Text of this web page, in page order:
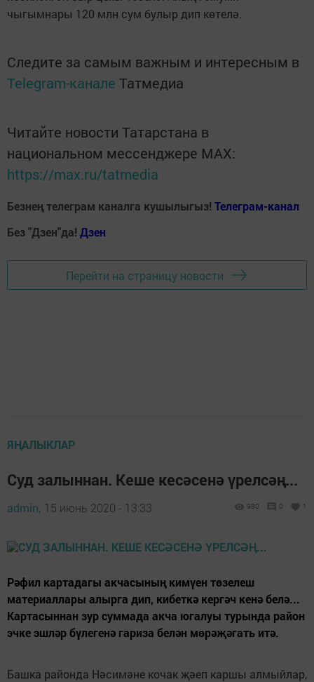
чыгымнары 120 млн сум булыр дип көтелә.
Следите за самым важным и интересным в
Telegram-канале Татмедиа
Читайте новости Татарстана в
национальном мессенджере MАХ:
https://max.ru/tatmedia
Безнең телеграм каналга кушылыгыз! Телеграм-канал
Без "Дзен"да! Дзен
Перейти на страницу новости
ЯҢАЛЫКЛАР
Суд залыннан. Кеше кесәсенә үрелсәң...
admin, 15 июнь 2020 - 13:33 980 0 1
Рәфил картадагы акчасының кимүен төзелеш
материаллары алырга дип, кибеткә кергәч кенә белә...
Картасыннан зур суммада акча югалуы турында район
эчке эшләр бүлегенә гариза белән мөрәҗәгать итә.
Башка районда Нәсимәне кочак җәеп каршы алмыйлар,